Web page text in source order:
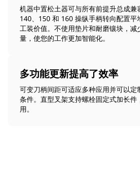
机器中置松土器可与所有前提升总成兼
140、150 和 160 操纵手柄转向配置平
工装价值。不使用垫片和耐磨镶块，减
量，使您的工作更加智能化。
多功能更新提高了效率
可变刀柄间距可适应多种应用并可以定
条件。直型叉架支持螺栓固定式加长件
用。